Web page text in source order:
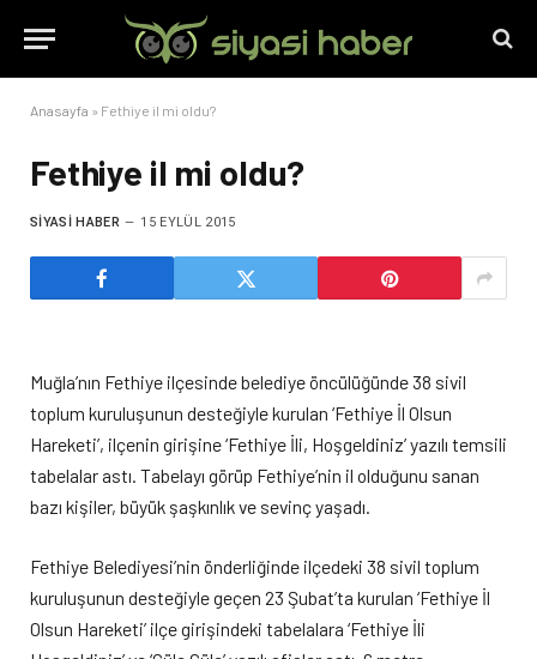
Anasayfa » Fethiye il mi oldu?
Fethiye il mi oldu?
SIYASI HABER 15 EYLÜL 2015
Muğla’nın Fethiye ilçesinde belediye öncülüğünde 38 sivil
toplum kuruluşunun desteğiyle kurulan ‘Fethiye İl Olsun
Hareketi’, ilçenin girişine ‘Fethiye İli, Hoşgeldiniz’ yazılı temsili
tabelalar astı. Tabelayı görüp Fethiye’nin il olduğunu sanan
bazı kişiler, büyük şaşkınlık ve sevinç yaşadı.
Fethiye Belediyesi’nin önderliğinde ilçedeki 38 sivil toplum
kuruluşunun desteğiyle geçen 23 Şubat’ta kurulan ‘Fethiye İl
Olsun Hareketi’ ilçe girişindeki tabelalara ‘Fethiye İli